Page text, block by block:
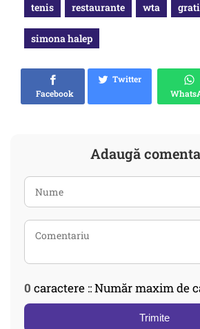
tenis restaurante wta
simona halep
Facebook
Twitter
Adaugă
0 caractere :: Număr maxim de
Trimite